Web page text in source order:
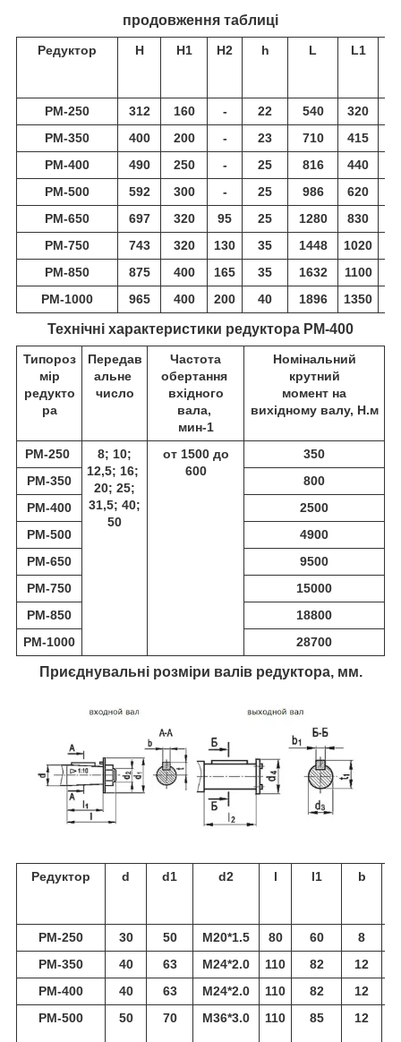
продовження таблиці
Редуктор Н Н1 Н2 h L L1
РМ-250 312 160 - 22 540 320
РМ-350
400 200 - 23 710 415
РМ-400
490 250 - 25 816 440
РМ-500
592 300 - 25 986 620
РМ-650
697 320 95 25 1280 830
РМ-750
743 320 130 35 1448 1020
РМ-850
875 400 165 35 1632 1100
РМ-1000
965 400 200 40 1896 1350
Технічні характеристики редуктора РМ-400
Типороз
мір
редукто
ра
Передав
альне
число
Частота
обертання
вхідного
вала,
мин-1
Номінальний
крутний
момент на
вихідному валу, Н.м
РМ-250
8; 10;
12,5; 16;
20; 25;
31,5; 40;
50
от 1500 до
600
350
РМ-350
800
РМ-400
2500
РМ-500
4900
РМ-650
9500
РМ-750
15000
РМ-850
18800
РМ-1000
28700
Приєднувальні розміри валів редуктора, мм.
Редуктор d d1 d2 l l1 b
РМ-250 30 50 M20*1.5 80 60 8
РМ-350
40 63 M24*2.0 110 82 12
РМ-400
40 63 M24*2.0 110 82 12
РМ-500
50 70 M36*3.0 110 85 12